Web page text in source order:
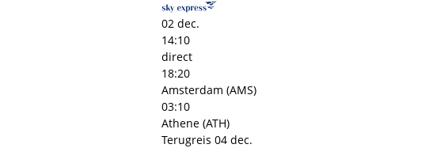
02 dec.
14:10
direct
18:20
Amsterdam (AMS)
03:10
Athene (ATH)
Terugreis 04 dec.